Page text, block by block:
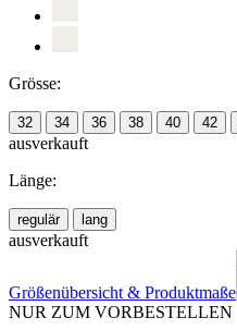
Grösse:
32 34 36 38 40 42
ausverkauft
Länge:
regulär lang
ausverkauft
Größenübersicht & Produktmaße
NUR ZUM VORBESTELLEN